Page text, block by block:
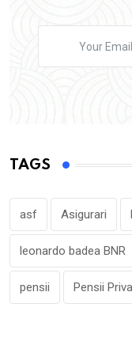
TAGS
asf Asigurari
leonardo badea BNR
pensii Pensii